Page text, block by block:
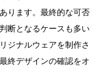
ります。最終的な可否
断となるケースも多い
ジナルウェアを制作さ
終デザインの確認をオ